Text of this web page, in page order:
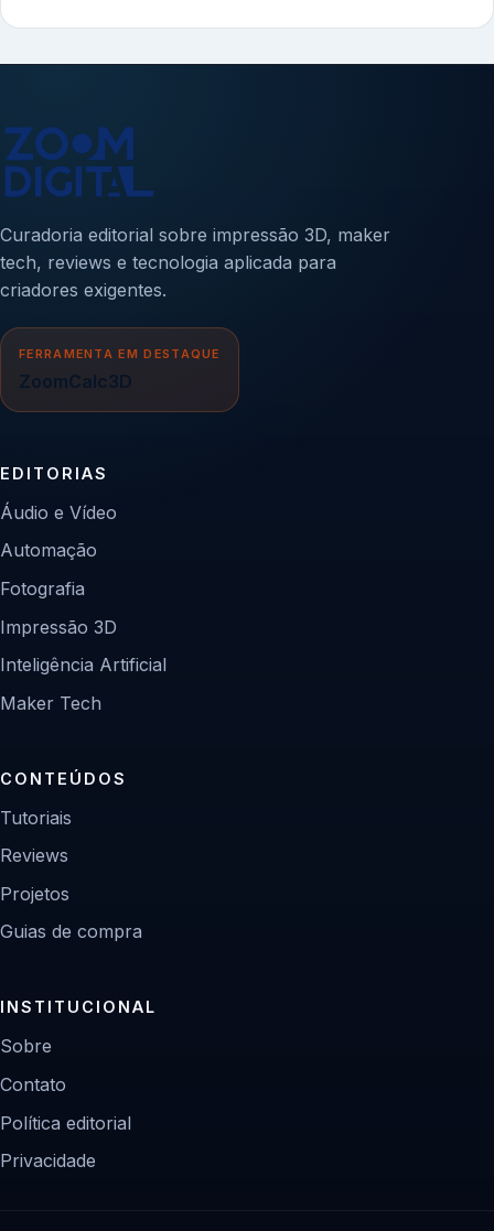
Curadoria editorial sobre impressão 3D, maker
tech, reviews e tecnologia aplicada para
criadores exigentes.
FERRAMENTA EM DESTAQUE
ZoomCalc3D
EDITORIAS
Áudio e Vídeo
Automação
Fotografia
Impressão 3D
Inteligência Artificial
Maker Tech
CONTEÚDOS
Tutoriais
Reviews
Projetos
Guias de compra
INSTITUCIONAL
Sobre
Contato
Política editorial
Privacidade